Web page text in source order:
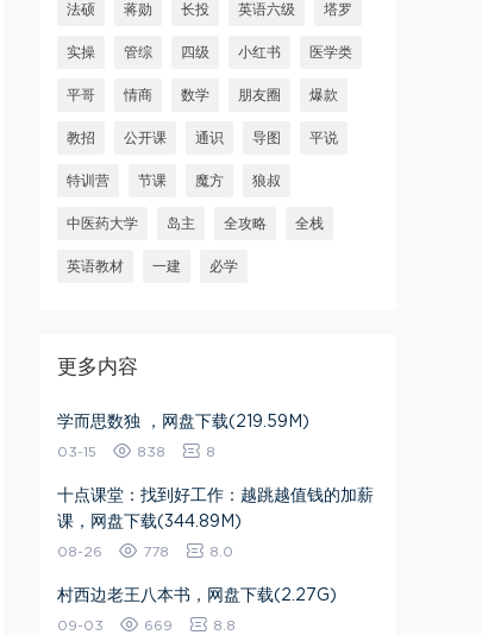
法硕 蒋勋 长投 英语六级 塔罗
实操 管综 四级 小红书 医学类
平哥 情商 数学 朋友圈 爆款
教招 公开课 通识 导图 平说
特训营 节课 魔方 狼叔
中医药大学 岛主 全攻略 全栈
英语教材 一建 必学
更多内容
学而思数独 ，网盘下载(219.59M)
03-15 838 8
十点课堂：找到好工作：越跳越值钱的加薪
课，网盘下载(344.89M)
08-26 778 8.0
村西边老王八本书，网盘下载(2.27G)
09-03 669 8.8